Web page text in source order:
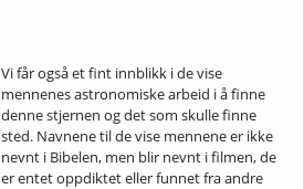
Vi får også et fint innblikk i de vise
mennenes astronomiske arbeid i å finne
denne stjernen og det som skulle finne
sted. Navnene til de vise mennene er ikke
nevnt i Bibelen, men blir nevnt i filmen, de
er entet oppdiktet eller funnet fra andre